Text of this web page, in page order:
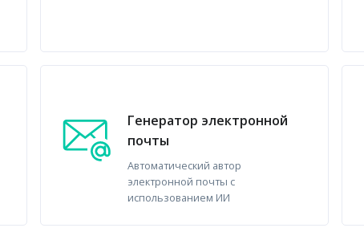
Генератор электронной
почты
Автоматический автор
электронной почты с
использованием ИИ